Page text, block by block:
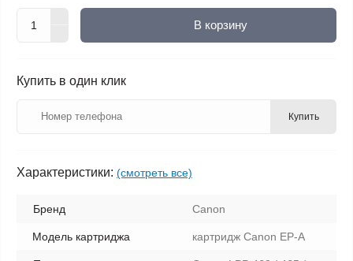
В корзину
Купить в один клик
Купить
Характеристики: (смотреть все)
Бренд Canon
Модель картриджа картридж Canon EP-A